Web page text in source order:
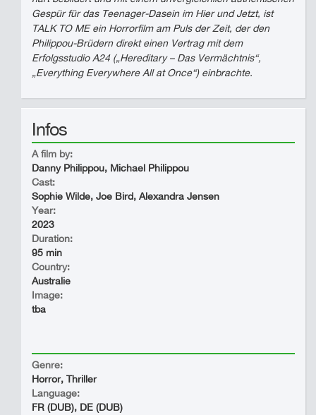
Gespür für das Teenager-Dasein im Hier und Jetzt, ist
TALK TO ME ein Horrorfilm am Puls der Zeit, der den
Philippou-Brüdern direkt einen Vertrag mit dem
Erfolgsstudio A24 („Hereditary – Das Vermächtnis“,
„Everything Everywhere All at Once“) einbrachte.
Infos
A film by:
Danny Philippou, Michael Philippou
Cast:
Sophie Wilde, Joe Bird, Alexandra Jensen
Year:
2023
Duration:
95 min
Country:
Australie
Image:
tba
Genre:
Horror, Thriller
Language:
FR (DUB), DE (DUB)